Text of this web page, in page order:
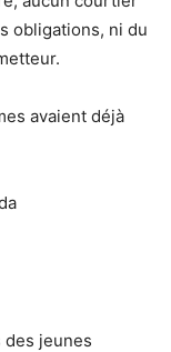
obligations, ni du
avaient déjà
des jeunes